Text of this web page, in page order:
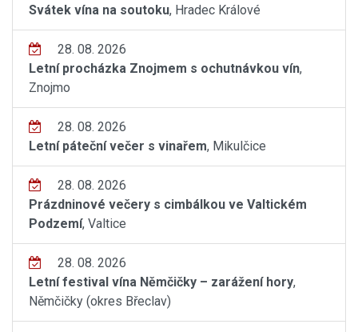
Svátek vína na soutoku, Hradec Králové
28. 08. 2026
Letní procházka Znojmem s ochutnávkou vín,
Znojmo
28. 08. 2026
Letní páteční večer s vinařem, Mikulčice
28. 08. 2026
Prázdninové večery s cimbálkou ve Valtickém
Podzemí, Valtice
28. 08. 2026
Letní festival vína Němčičky – zarážení hory,
Němčičky (okres Břeclav)